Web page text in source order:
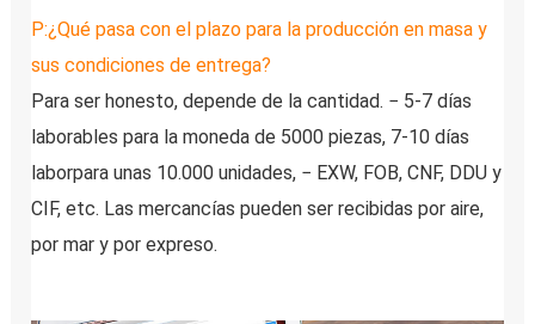
P:¿Qué pasa con el plazo para la producción en masa y
sus condiciones de entrega?
Para ser honesto, depende de la cantidad. − 5-7 días
laborables para la moneda de 5000 piezas, 7-10 días
laborpara unas 10.000 unidades, − EXW, FOB, CNF, DDU y
CIF, etc. Las mercancías pueden ser recibidas por aire,
por mar y por expreso.